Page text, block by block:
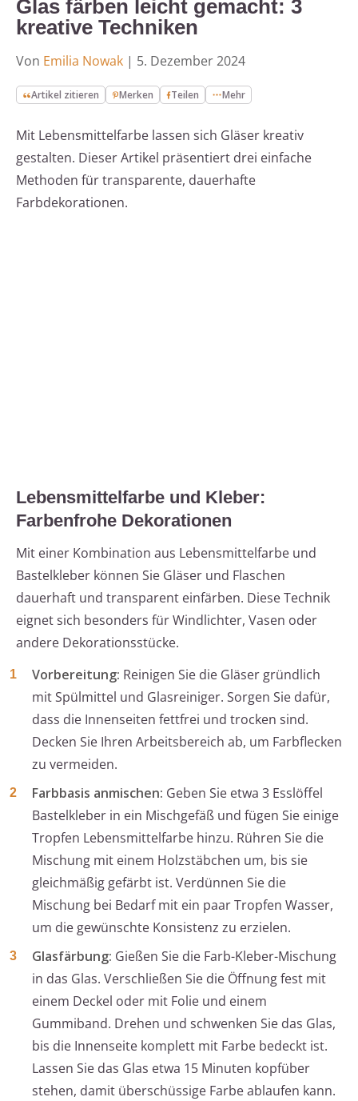
Glas färben leicht gemacht: 3
kreative Techniken
Von Emilia Nowak | 5. Dezember 2024
Artikel zitieren Merken Teilen Mehr
Mit Lebensmittelfarbe lassen sich Gläser kreativ
gestalten. Dieser Artikel präsentiert drei einfache
Methoden für transparente, dauerhafte
Farbdekorationen.
Lebensmittelfarbe und Kleber:
Farbenfrohe Dekorationen
Mit einer Kombination aus Lebensmittelfarbe und
Bastelkleber können Sie Gläser und Flaschen
dauerhaft und transparent einfärben. Diese Technik
eignet sich besonders für Windlichter, Vasen oder
andere Dekorationsstücke.
Vorbereitung: Reinigen Sie die Gläser gründlich
mit Spülmittel und Glasreiniger. Sorgen Sie dafür,
dass die Innenseiten fettfrei und trocken sind.
Decken Sie Ihren Arbeitsbereich ab, um Farbflecken
zu vermeiden.
Farbbasis anmischen: Geben Sie etwa 3 Esslöffel
Bastelkleber in ein Mischgefäß und fügen Sie einige
Tropfen Lebensmittelfarbe hinzu. Rühren Sie die
Mischung mit einem Holzstäbchen um, bis sie
gleichmäßig gefärbt ist. Verdünnen Sie die
Mischung bei Bedarf mit ein paar Tropfen Wasser,
um die gewünschte Konsistenz zu erzielen.
Glasfärbung: Gießen Sie die Farb-Kleber-Mischung
in das Glas. Verschließen Sie die Öffnung fest mit
einem Deckel oder mit Folie und einem
Gummiband. Drehen und schwenken Sie das Glas,
bis die Innenseite komplett mit Farbe bedeckt ist.
Lassen Sie das Glas etwa 15 Minuten kopfüber
stehen, damit überschüssige Farbe ablaufen kann.